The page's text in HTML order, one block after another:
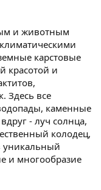
и животным
карстовые
красотой и
Здесь все
каменные
- луч солнца,
колодец,
уникальный
и многообразие